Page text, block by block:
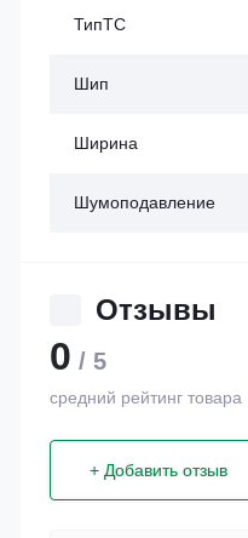
ТипТС
Шип
Ширина
Шумоподавление
Отзывы
0 / 5
средний рейтинг товара
+ Добавить отзыв